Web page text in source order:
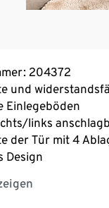
204372
und
Einlegeböden
links
der Tür mit 4
Design
in Weiß
Verpackung